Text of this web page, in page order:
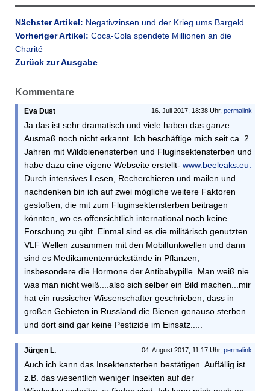
Nächster Artikel: Negativzinsen und der Krieg ums Bargeld
Vorheriger Artikel: Coca-Cola spendete Millionen an die
Charité
Zurück zur Ausgabe
Kommentare
16. Juli 2017, 18:38 Uhr, permalink
Eva Dust
Ja das ist sehr dramatisch und viele haben das ganze
Ausmaß noch nicht erkannt. Ich beschäftige mich seit ca. 2
Jahren mit Wildbienensterben und Fluginsektensterben und
habe dazu eine eigene Webseite erstellt- www.beeleaks.eu.
Durch intensives Lesen, Recherchieren und mailen und
nachdenken bin ich auf zwei mögliche weitere Faktoren
gestoßen, die mit zum Fluginsektensterben beitragen
könnten, wo es offensichtlich international noch keine
Forschung zu gibt. Einmal sind es die militärisch genutzten
VLF Wellen zusammen mit den Mobilfunkwellen und dann
sind es Medikamentenrückstände in Pflanzen,
insbesondere die Hormone der Antibabypille. Man weiß nie
was man nicht weiß....also sich selber ein Bild machen...mir
hat ein russischer Wissenschafter geschrieben, dass in
großen Gebieten in Russland die Bienen genauso sterben
und dort sind gar keine Pestizide im Einsatz.....
04. August 2017, 11:17 Uhr, permalink
Jürgen L.
Auch ich kann das Insektensterben bestätigen. Auffällig ist
z.B. das wesentlich weniger Insekten auf der